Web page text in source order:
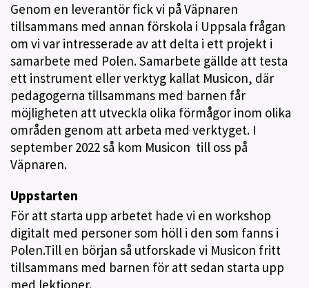
Genom en leverantör fick vi på Väpnaren
tillsammans med annan förskola i Uppsala frågan
om vi var intresserade av att delta i ett projekt i
samarbete med Polen. Samarbete gällde att testa
ett instrument eller verktyg kallat Musicon, där
pedagogerna tillsammans med barnen får
möjligheten att utveckla olika förmågor inom olika
områden genom att arbeta med verktyget. I
september 2022 så kom Musicon till oss på
Väpnaren.
Uppstarten
För att starta upp arbetet hade vi en workshop
digitalt med personer som höll i den som fanns i
Polen.Till en början så utforskade vi Musicon fritt
tillsammans med barnen för att sedan starta upp